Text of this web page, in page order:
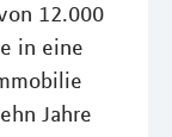
12.000
in eine
Jahre